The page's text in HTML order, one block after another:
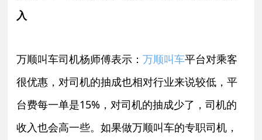
入
万顺叫车司机杨师傅表示：万顺叫车平台对乘客
很优惠，对司机的抽成也相对行业来说较低，平
台费每一单是15%，对司机的抽成少了，司机的
收入也会高一些。如果做万顺叫车的专职司机，